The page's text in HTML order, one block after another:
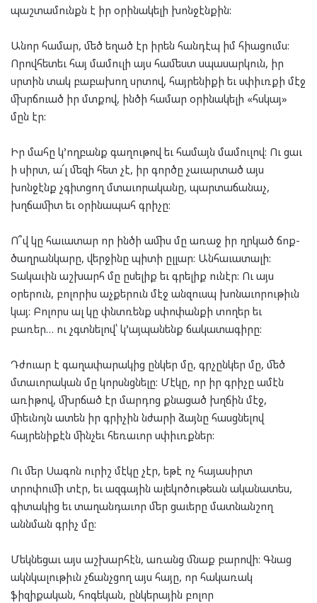
պաշտամունքն է իր օրինակելի խոնջէնքին:
Անոր համար, մեծ եղած էր իրեն հանդէպ իմ հիացումս:
Որովհետեւ հայ մամուլի այս համեստ սպասարկուն, իր
սրտին տակ բաբախող սրտով, հայրենիքի եւ սփիւռքի մէջ
մխրճուած իր մտքով, ինծի համար օրինակելի «հսկայ»
մըն էր:
Իր մահը կ’ողբանք գաղութով եւ համայն մամուլով: Ու ցաւ
ի սիրտ, ա՜լ մեզի հետ չէ, իր գործը չաւարտած այս
խոնջէնք չգիտցող մտաւորականը, պարտաճանաչ,
խղճամիտ եւ օրինապահ գրիչը:
Ո՞վ կը հաւատար որ ինծի ամիս մը առաջ իր ղրկած ճոք-
ծաղրանկարը, վերջինը պիտի ըլլար: Անհաւատալի:
Տակաւին աշխարհ մը ըսելիք եւ գրելիք ունէր: Ու այս
օրերուն, բոլորիս աչքերուն մէջ անզուսպ խոնաւորութիւն
կայ: Բոլորս ալ կը փնտռենք սփոփանքի տողեր եւ
բառեր… ու չգտնելով՝ կ’այպանենք ճակատագիրը:
Դժուար է գաղափարակից ընկեր մը, գրչընկեր մը, մեծ
մտաւորական մը կորսնցնելը: Մէկը, որ իր գրիչը ամէն
առիթով, մխրճած էր մարդոց քնացած խղճին մէջ,
միեւնոյն ատեն իր գրիչին նժարի ձայնը հասցնելով
հայրենիքէն մինչեւ հեռաւոր սփիւռքներ:
Ու մեր Սագոն ուրիշ մէկը չէր, եթէ ոչ հայասիրտ
տրոփումի տէր, եւ ազգային ալեկոծութեան ականատես,
գիտակից եւ տաղանդաւոր մեր ցաւերը մատնանշող
աննման գրիչ մը:
Մեկնեցաւ այս աշխարհէն, առանց մնաք բարովի: Գնաց
ակնկալութիւն չճանչցող այս հայը, որ հակառակ
ֆիզիքական, հոգեկան, ընկերային բոլոր